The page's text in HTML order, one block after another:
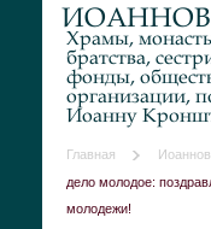
Храмы,
братства,
фонды,
организации,
Иоанну
Главная
дело молодое:
молодежи!